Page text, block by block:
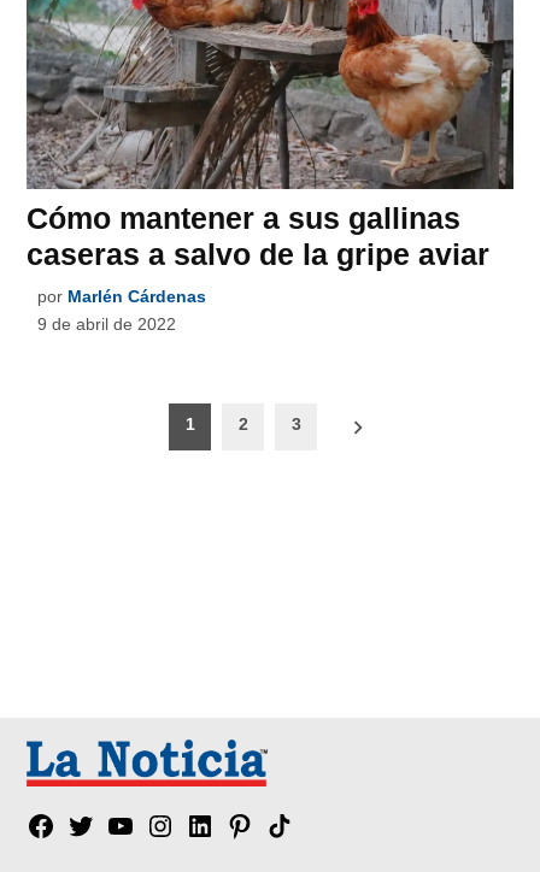
Cómo mantener a sus gallinas
caseras a salvo de la gripe aviar
por Marlén Cárdenas
9 de abril de 2022
1 2 3
Facebook
TwitterYouTubeInstagram
LinkedinPinterest
Tik